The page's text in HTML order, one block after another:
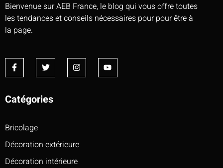
Bienvenue sur AEB France, le blog qui vous offre toutes
les tendances et conseils nécessaires pour pour être à
la page.
Catégories
Bricolage
Décoration extérieure
Décoration intérieure